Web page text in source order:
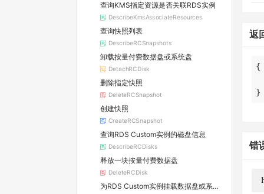
查询KMS指定资源是否关联RDS实例
DescribeKmsAssociateResources
查询快照列表
DescribeRCSnapshots
卸载按量付费数据盘或系统盘
DetachRCDisk
删除指定快照
DeleteRCSnapshot
创建快照
CreateRCSnapshot
查询RDS Custom实例的磁盘信息
DescribeRCDisks
释放一块按量付费数据盘
DeleteRCDisk
为RDS Custom实例挂载数据盘或系统盘
返
}
错